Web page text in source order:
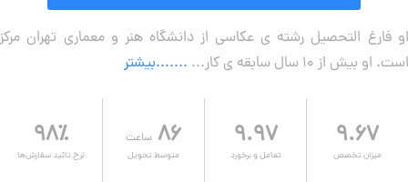
او فارغ التحصیل رشته ی عکاسی از دانشگاه هنر و معماری تهران مرکز
است. او بیش از 10 سال سابقه ی کار...
.......بیشتر
۹.۶۷
میزان تخصص
۹.۹۷
تعامل و برخورد
۸۶ ساعت
متوسط تحویل
۹۸٪
نرخ تائید سفارش‌ها